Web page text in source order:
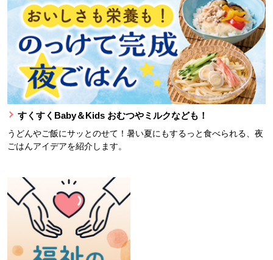
すくすくBaby＆Kids おむつやミルクなども！
うどんやご飯にサッとのせて！暑い夏にもするっと食べられる、夜
ごはんアイデアを紹介します。